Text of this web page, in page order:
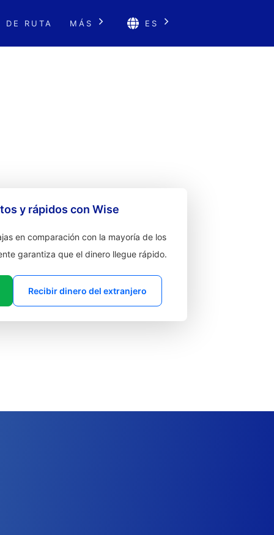
DE RUTA MÁS ES
y rápidos con Wise
en comparación con la mayoría de los
garantiza que el dinero llegue rápido.
Recibir dinero del extranjero